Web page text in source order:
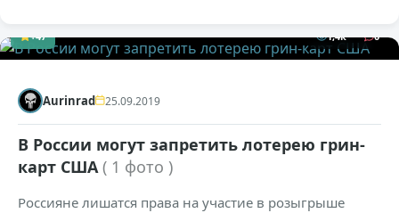
+47 1,4к 0
Aurinrad 25.09.2019
В России могут запретить лотерею грин-
карт США( 1 фото )
Россияне лишатся права на участие в розыгрыше